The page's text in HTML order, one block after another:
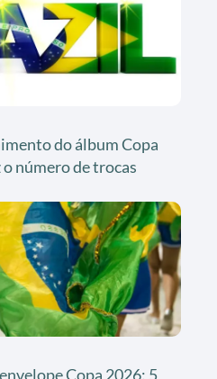
do álbum Copa
número de trocas
Copa 2026: 5